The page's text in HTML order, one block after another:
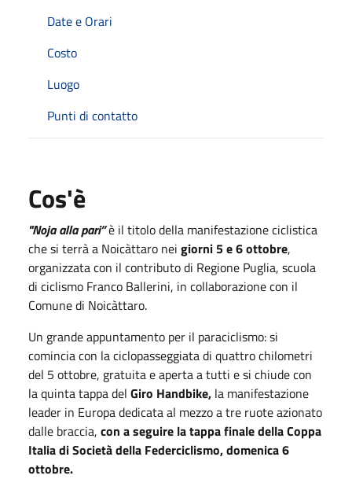
Date e Orari
Costo
Luogo
Punti di contatto
Cos'è
"Noja alla pari”è il titolo della manifestazione ciclistica
che si terrà a Noicàttaro nei giorni 5 e 6 ottobre,
organizzata con il contributo di Regione Puglia, scuola
di ciclismo Franco Ballerini, in collaborazione con il
Comune di Noicàttaro.
Un grande appuntamento per il paraciclismo: si
comincia con la ciclopasseggiata di quattro chilometri
del 5 ottobre, gratuita e aperta a tutti e si chiude con
la quinta tappa del Giro Handbike, la manifestazione
leader in Europa dedicata al mezzo a tre ruote azionato
dalle braccia, con a seguire la tappa finale della Coppa
Italia di Società della Federciclismo, domenica 6
ottobre.